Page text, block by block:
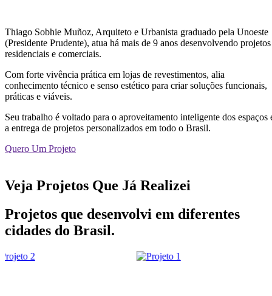
Thiago Sobhie Muñoz, Arquiteto e Urbanista graduado pela Unoeste
(Presidente Prudente), atua há mais de 9 anos desenvolvendo projetos
residenciais e comerciais.
Com forte vivência prática em lojas de revestimentos, alia
conhecimento técnico e senso estético para criar soluções funcionais,
práticas e viáveis.
Seu trabalho é voltado para o aproveitamento inteligente dos espaços
a entrega de projetos personalizados em todo o Brasil.
Quero Um Projeto
Veja Projetos Que Já Realizei
Projetos que desenvolvi em diferentes
cidades do Brasil.